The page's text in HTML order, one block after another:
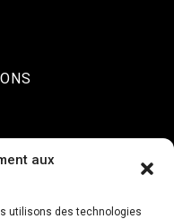
aux
utilisons des technologies